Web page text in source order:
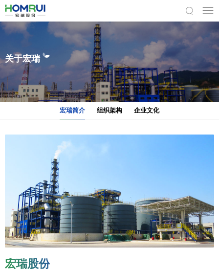
关于宏瑞
宏瑞简介 组织架构 企业文化
宏瑞股份